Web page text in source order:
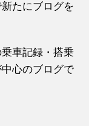
たにブログを
車記録・搭乗
心のブログで